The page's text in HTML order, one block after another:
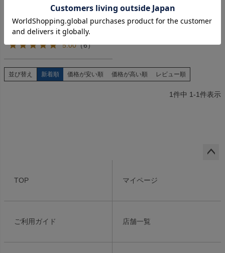
詳細を見る
5.00（6）
並び替え 新着順 価格が安い順 価格が高い順 レビュー順
1件中 1-1件表示
TOP マイページ
ご利用ガイド 店舗一覧